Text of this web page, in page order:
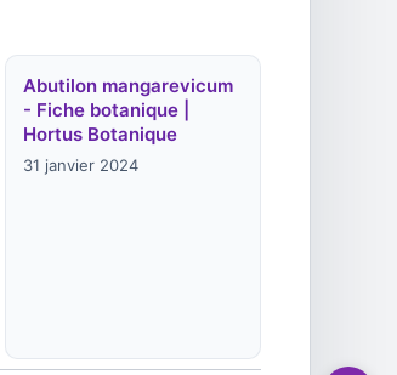
Abutilon mangarevicum
- Fiche botanique |
Hortus Botanique
31 janvier 2024